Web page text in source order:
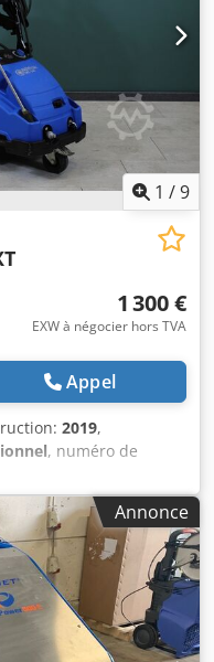
1 /9
1 300 €
EXW à négocier hors TVA
Appel
2019,
, numéro de
, poids total:85 kg, Le
de tuyau et d’une
Afuea Un bouton
pression permet
extrêmement maniable,
dans le
techniques :
Annonce